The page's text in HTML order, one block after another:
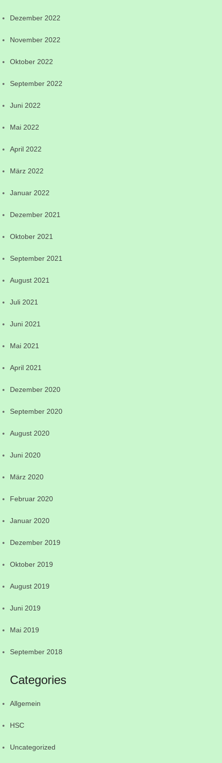
Dezember 2022
November 2022
Oktober 2022
September 2022
Juni 2022
Mai 2022
April 2022
März 2022
Januar 2022
Dezember 2021
Oktober 2021
September 2021
August 2021
Juli 2021
Juni 2021
Mai 2021
April 2021
Dezember 2020
September 2020
August 2020
Juni 2020
März 2020
Februar 2020
Januar 2020
Dezember 2019
Oktober 2019
August 2019
Juni 2019
Mai 2019
September 2018
Categories
Allgemein
HSC
Uncategorized